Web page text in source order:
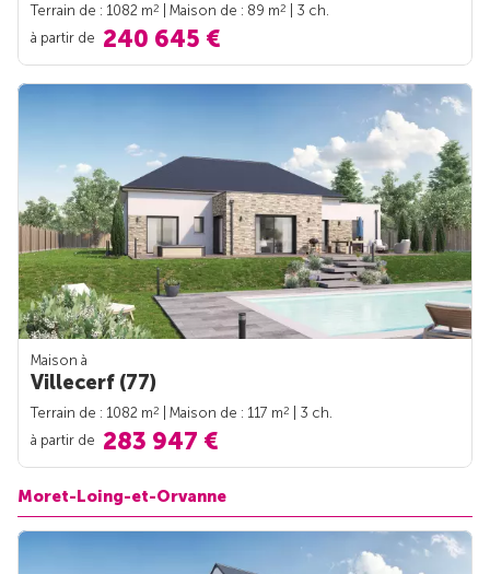
Terrain de : 1082 m2 | Maison de : 89 m2
| 3 ch.
à partir de 240 645 €
Maison à
Villecerf (77)
Terrain de : 1082 m2 | Maison de : 117 m2
| 3 ch.
à partir de 283 947 €
Moret-Loing-et-Orvanne